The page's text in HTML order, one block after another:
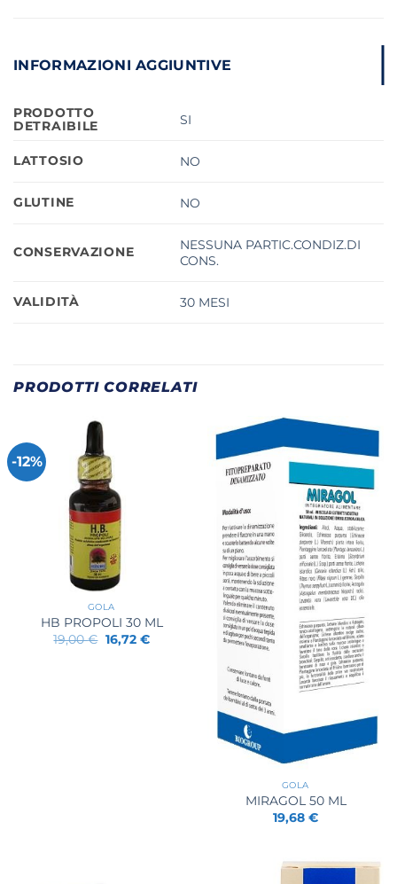
INFORMAZIONI AGGIUNTIVE
PRODOTTO
DETRAIBILE
SI
LATTOSIO NO
GLUTINE NO
CONSERVAZIONE
NESSUNA PARTIC.CONDIZ.DI
CONS.
VALIDITÀ 30 MESI
PRODOTTI CORRELATI
-12%
GOLA
HB PROPOLI 30 ML
19,00€ Il
prezzo
16,72 €Il
GOLA
MIRAGOL 50 ML
19,68 €